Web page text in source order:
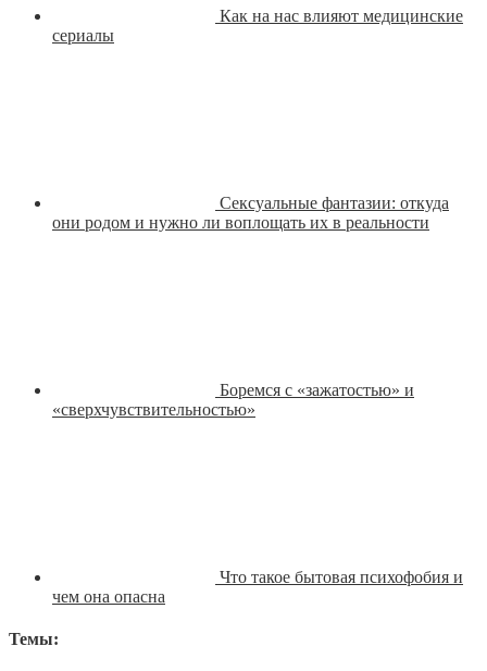
Как на нас влияют медицинские
сериалы
Сексуальные фантазии: откуда
они родом и нужно ли воплощать их в реальности
Боремся с «зажатостью» и
«сверхчувствительностью»
Что такое бытовая психофобия и
чем она опасна
Темы: